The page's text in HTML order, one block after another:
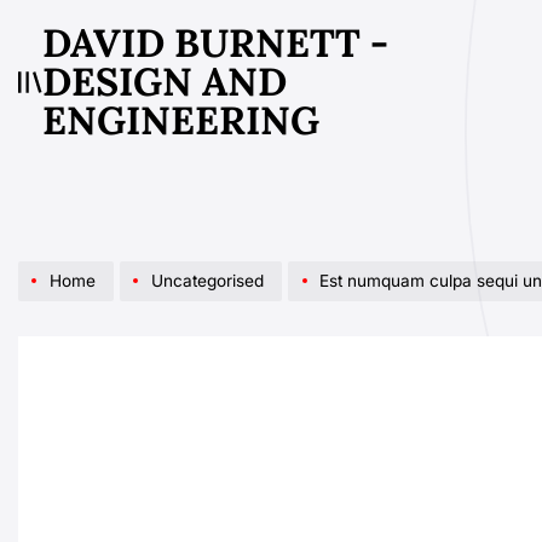
content
DAVID BURNETT -
DESIGN AND
ENGINEERING
Home Uncategorised Est numquam culpa sequi